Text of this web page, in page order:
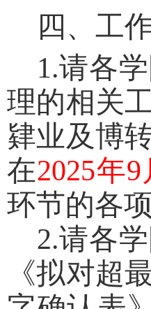
四、工
1.请各
理的相关
肄业及博
在2025年9
环节的各项
2.请各
《拟对超